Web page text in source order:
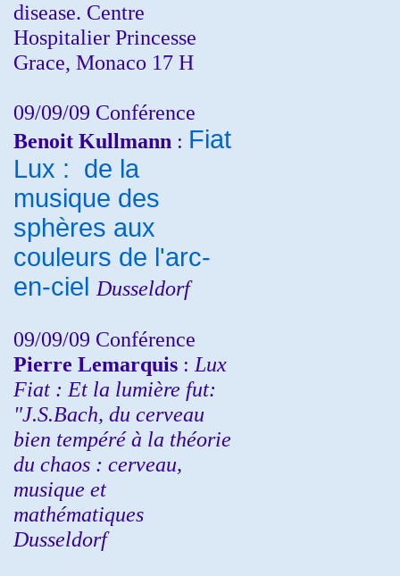
disease. Centre
Hospitalier Princesse
Grace, Monaco 17 H
09/09/09 Conférence
Benoit Kullmann : Fiat
Lux : de la
musique des
sphères aux
couleurs de l'arc-
en-ciel Dusseldorf
09/09/09 Conférence
Pierre Lemarquis : Lux
Fiat : Et la lumière fut:
"J.S.Bach, du cerveau
bien tempéré à la théorie
du chaos : cerveau,
musique et
mathématiques
Dusseldorf